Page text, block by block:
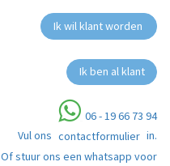
Ik wil klant worden
Ik ben al klant
06 - 19 66 73 94
Vul ons contactformulier in.
Of stuur ons een whatsapp voor